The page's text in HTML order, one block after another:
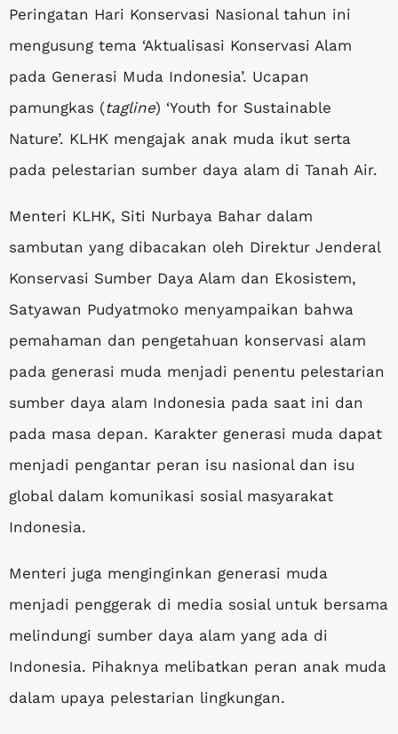
Peringatan Hari Konservasi Nasional tahun ini
mengusung tema ‘Aktualisasi Konservasi Alam
pada Generasi Muda Indonesia’. Ucapan
pamungkas (tagline) ‘Youth for Sustainable
Nature’. KLHK mengajak anak muda ikut serta
pada pelestarian sumber daya alam di Tanah Air.
Menteri KLHK, Siti Nurbaya Bahar dalam
sambutan yang dibacakan oleh Direktur Jenderal
Konservasi Sumber Daya Alam dan Ekosistem,
Satyawan Pudyatmoko menyampaikan bahwa
pemahaman dan pengetahuan konservasi alam
pada generasi muda menjadi penentu pelestarian
sumber daya alam Indonesia pada saat ini dan
pada masa depan. Karakter generasi muda dapat
menjadi pengantar peran isu nasional dan isu
global dalam komunikasi sosial masyarakat
Indonesia.
Menteri juga menginginkan generasi muda
menjadi penggerak di media sosial untuk bersama
melindungi sumber daya alam yang ada di
Indonesia. Pihaknya melibatkan peran anak muda
dalam upaya pelestarian lingkungan.